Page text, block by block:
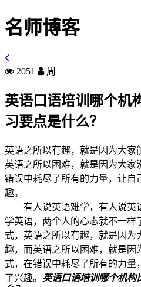
名师博客
2051 周
英语口语培训哪个机
习要点是什么？
英语之所以有趣，就是因为大家
英语之所以困难，就是因为大家
错误中耗尽了所有的力量，让自
趣。
有人说英语难学，有人说英
学英语，两个人的心态就不一样
式，英语之所以有趣，就是因为
趣，而英语之所以困难，就是因
式，在错误中耗尽了所有的力量
了兴趣。 英语口语培训哪个机构